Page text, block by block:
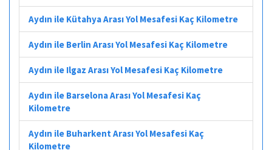
Aydın ile Kütahya Arası Yol Mesafesi Kaç Kilometre
Aydın ile Berlin Arası Yol Mesafesi Kaç Kilometre
Aydın ile Ilgaz Arası Yol Mesafesi Kaç Kilometre
Aydın ile Barselona Arası Yol Mesafesi Kaç
Kilometre
Aydın ile Buharkent Arası Yol Mesafesi Kaç
Kilometre